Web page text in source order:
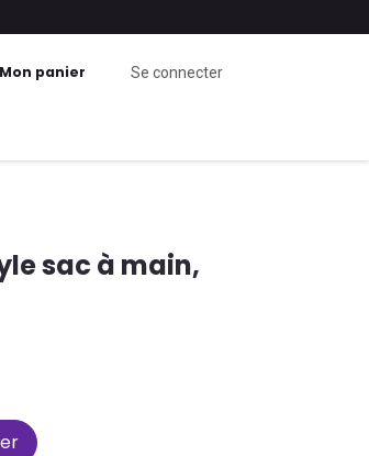
Mon panier Se connecter
sac à main,